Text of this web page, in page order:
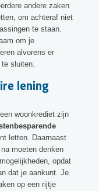
andere zaken
om achteraf niet
te staan.
om je
alvorens er
sluiten.
lening
woonkrediet zijn
letten. Daarnaast
moeten denken
opdat
dat je aankunt. Je
op een rijtje